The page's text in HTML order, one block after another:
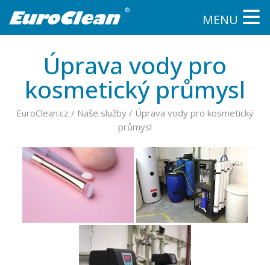
MENU
Úprava vody pro
kosmetický průmysl
EuroClean.cz / Naše služby / Úprava vody pro kosmetický
průmysl